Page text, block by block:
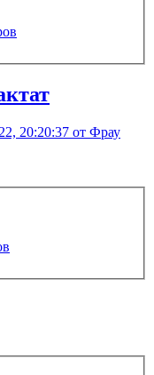
20:20:37 от Фрау